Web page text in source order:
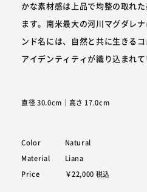
かな素材感は上品で均整の取れ
ます。南米最大の河川マグダレ
ンド名には、自然と共に生きる
アイデンティティが織り込まれて
直径 30.0cm｜高さ 17.0cm
Color Natural
Material Liana
Price ￥22,000 税込